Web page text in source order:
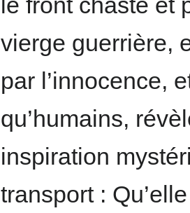
vierge guerrière,
par l’innocence,
qu’humains,
inspiration
transport :